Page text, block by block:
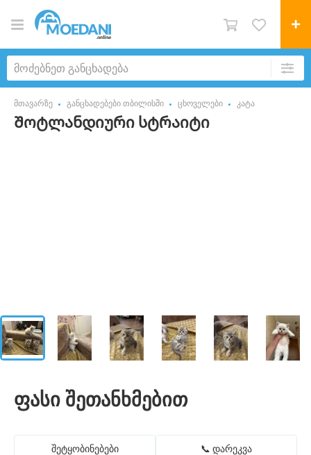
მთავარზე განცხადებები თბილისში ცხოველები კატა
Შოტლანდიური სტრაიტი
ფასი შეთანხმებით
შეტყობინებები 📞 დარეკვა